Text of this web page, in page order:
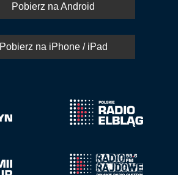
Pobierz na Android
Pobierz na iPhone / iPad